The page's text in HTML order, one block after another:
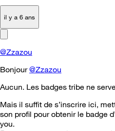
il y a 6 ans
@Zzazou
Bonjour@Zzazou
Aucun. Les badges tribe ne
Mais il suffit de s’inscrire ici,
son profil pour obtenir le badge
you.